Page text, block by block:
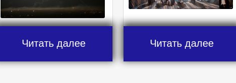
Читать далее Читать далее